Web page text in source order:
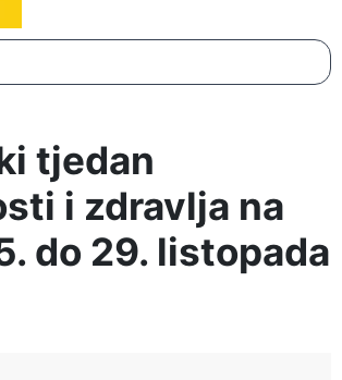
tjedan
i zdravlja na
do 29. listopada